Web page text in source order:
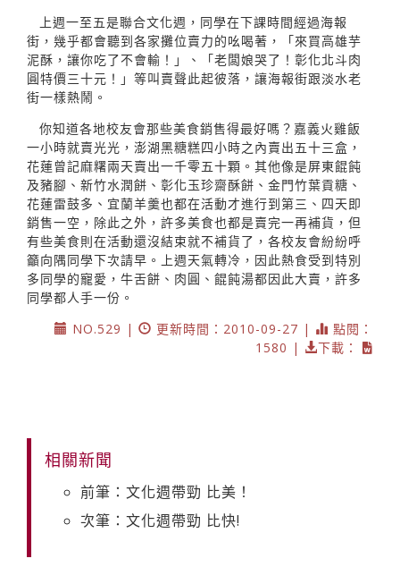
上週一至五是聯合文化週，同學在下課時間經過海報
街，幾乎都會聽到各家攤位賣力的吆喝著，「來買高雄芋
泥酥，讓你吃了不會輸！」、「老闆娘哭了！彰化北斗肉
圓特價三十元！」等叫賣聲此起彼落，讓海報街跟淡水老
街一樣熱鬧。
你知道各地校友會那些美食銷售得最好嗎？嘉義火雞飯
一小時就賣光光，澎湖黑糖糕四小時之內賣出五十三盒，
花蓮曾記麻糬兩天賣出一千零五十顆。其他像是屏東餛飩
及豬腳、新竹水潤餅、彰化玉珍齋酥餅、金門竹葉貢糖、
花蓮雷鼓多、宜蘭羊羹也都在活動才進行到第三、四天即
銷售一空，除此之外，許多美食也都是賣完一再補貨，但
有些美食則在活動還沒結束就不補貨了，各校友會紛紛呼
籲向隅同學下次請早。上週天氣轉冷，因此熱食受到特別
多同學的寵愛，牛舌餅、肉圓、餛飩湯都因此大賣，許多
同學都人手一份。
NO.529 |
更新時間：2010-09-27 |
點閱：
1580 |
下載：
相關新聞
前筆：文化週帶勁 比美！
次筆：文化週帶勁 比快!